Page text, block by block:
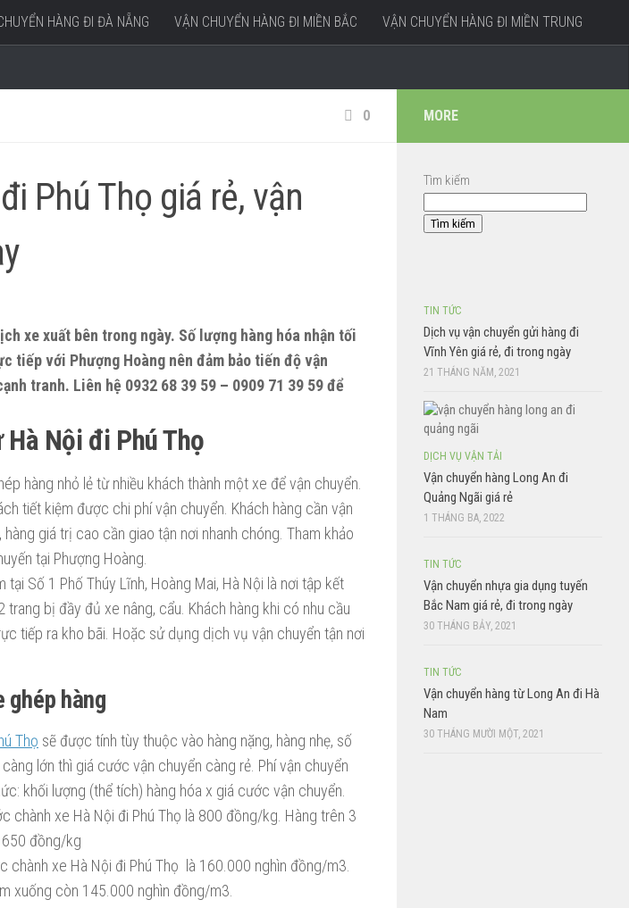
HÀNG ĐI ĐÀ NẴNG VẬN CHUYỂN HÀNG ĐI MIỀN BẮC VẬN CHUYỂN HÀNG ĐI MIỀN TRUNG
0
Phú Thọ giá rẻ, vận
xe xuất bên trong ngày. Số lượng hàng hóa nhận tối
tiếp với Phượng Hoàng nên đảm bảo tiến độ vận
tranh. Liên hệ 0932 68 39 59 – 0909 71 39 59 để
Hà Nội đi Phú Thọ
hàng nhỏ lẻ từ nhiều khách thành một xe để vận chuyển.
tiết kiệm được chi phí vận chuyển. Khách hàng cần vận
giá trị cao cần giao tận nơi nhanh chóng. Tham khảo
tại Phượng Hoàng.
tại Số 1 Phố Thúy Lĩnh, Hoàng Mai, Hà Nội là nơi tập kết
trang bị đầy đủ xe nâng, cẩu. Khách hàng khi có nhu cầu
tiếp ra kho bãi. Hoặc sử dụng dịch vụ vận chuyển tận nơi
ghép hàng
Thọ sẽ được tính tùy thuộc vào hàng nặng, hàng nhẹ, số
lớn thì giá cước vận chuyển càng rẻ. Phí vận chuyển
khối lượng (thể tích) hàng hóa x giá cước vận chuyển.
chành xe Hà Nội đi Phú Thọ là 800 đồng/kg. Hàng trên 3
đồng/kg
chành xe Hà Nội đi Phú Thọ là 160.000 nghìn đồng/m3.
xuống còn 145.000 nghìn đồng/m3.
MORE
Tìm kiếm
Tìm kiếm
TIN TỨC
Dịch vụ vận chuyển gửi hàng đi
Vĩnh Yên giá rẻ, đi trong ngày
21 THÁNG NĂM, 2021
DỊCH VỤ VẬN TẢI
Vận chuyển hàng Long An đi
Quảng Ngãi giá rẻ
1 THÁNG BA, 2022
TIN TỨC
Vận chuyển nhựa gia dụng tuyến
Bắc Nam giá rẻ, đi trong ngày
30 THÁNG BẢY, 2021
TIN TỨC
Vận chuyển hàng từ Long An đi Hà
Nam
30 THÁNG MƯỜI MỘT, 2021